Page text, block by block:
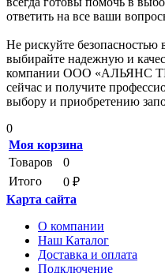
ответить на все ваши
Не рискуйте безопасностью
выбирайте надежную и
компании ООО «АЛЬЯНС
сейчас и получите
выбору и приобретению
0
Моя корзина
Товаров
0
Итого
0 ₽
Карта сайта
О компании
Наш Каталог
Доставка и оплата
Подключение